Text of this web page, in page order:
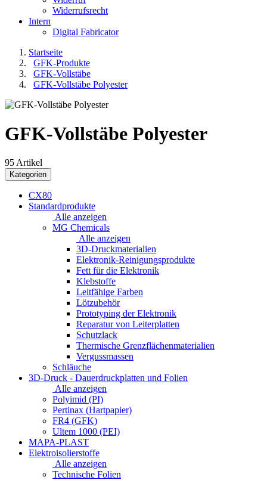
Widerrufsrecht
Intern
Digital Fabricator
Startseite
GFK-Produkte
GFK-Vollstäbe
GFK-Vollstäbe Polyester
GFK-Vollstäbe Polyester
95 Artikel
Kategorien
CX80
Standardprodukte
Alle anzeigen
MG Chemicals
Alle anzeigen
3D-Druckmaterialien
Elektronik-Reinigungsprodukte
Fett für die Elektronik
Klebstoffe
Leitfähige Farben
Lötzubehör
Prototyping der Elektronik
Reparatur von Leiterplatten
Schutzlack
Thermische Grenzflächenmaterialien
Vergussmassen
Schläuche
3D-Druck - Dauerdruckplatten und Folien
Alle anzeigen
Polyimid (PI)
Pertinax (Hartpapier)
FR4 (GFK)
Ultem 1000 (PEI)
MAPA-PLAST
Elektroisolierstoffe
Alle anzeigen
Technische Folien